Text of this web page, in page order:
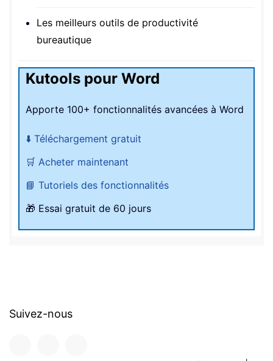
Les meilleurs outils de productivité
bureautique
Kutools pour Word
Apporte 100+ fonctionnalités avancées à Word
⬇️ Téléchargement gratuit
🛒 Acheter maintenant
📘 Tutoriels des fonctionnalités
🎁 Essai gratuit de 60 jours
Suivez-nous